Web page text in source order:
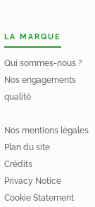
LA MARQUE
Qui sommes-nous ?
Nos engagements
qualité
Nos mentions légales
Plan du site
Crédits
Privacy Notice
Cookie Statement